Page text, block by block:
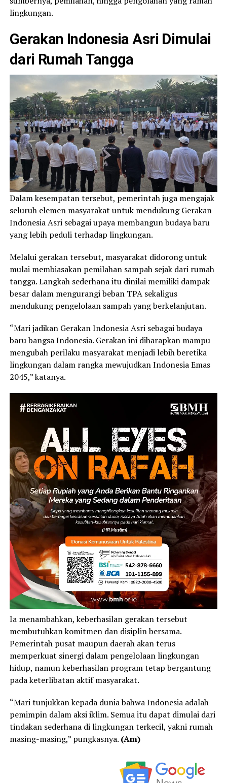
lingkungan.
Gerakan Indonesia Asri Dimulai
dari Rumah Tangga
Dalam kesempatan tersebut, pemerintah juga mengajak
seluruh elemen masyarakat untuk mendukung Gerakan
Indonesia Asri sebagai upaya membangun budaya baru
yang lebih peduli terhadap lingkungan.
Melalui gerakan tersebut, masyarakat didorong untuk
mulai membiasakan pemilahan sampah sejak dari rumah
tangga. Langkah sederhana itu dinilai memiliki dampak
besar dalam mengurangi beban TPA sekaligus
mendukung pengelolaan sampah yang berkelanjutan.
“Mari jadikan Gerakan Indonesia Asri sebagai budaya
baru bangsa Indonesia. Gerakan ini diharapkan mampu
mengubah perilaku masyarakat menjadi lebih beretika
lingkungan dalam rangka mewujudkan Indonesia Emas
2045,” katanya.
Ia menambahkan, keberhasilan gerakan tersebut
membutuhkan komitmen dan disiplin bersama.
Pemerintah pusat maupun daerah akan terus
memperkuat sinergi dalam pengelolaan lingkungan
hidup, namun keberhasilan program tetap bergantung
pada keterlibatan aktif masyarakat.
“Mari tunjukkan kepada dunia bahwa Indonesia adalah
pemimpin dalam aksi iklim. Semua itu dapat dimulai dari
tindakan sederhana di lingkungan terkecil, yakni rumah
masing-masing,” pungkasnya. (Am)